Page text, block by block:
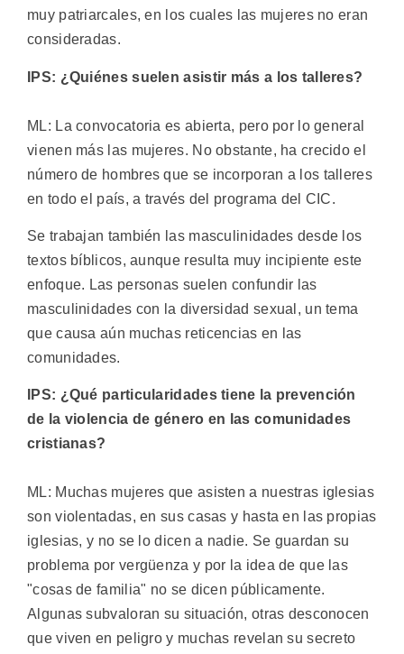
muy patriarcales, en los cuales las mujeres no eran
consideradas.
IPS: ¿Quiénes suelen asistir más a los talleres?
ML: La convocatoria es abierta, pero por lo general
vienen más las mujeres. No obstante, ha crecido el
número de hombres que se incorporan a los talleres
en todo el país, a través del programa del CIC.
Se trabajan también las masculinidades desde los
textos bíblicos, aunque resulta muy incipiente este
enfoque. Las personas suelen confundir las
masculinidades con la diversidad sexual, un tema
que causa aún muchas reticencias en las
comunidades.
IPS: ¿Qué particularidades tiene la prevención
de la violencia de género en las comunidades
cristianas?
ML: Muchas mujeres que asisten a nuestras iglesias
son violentadas, en sus casas y hasta en las propias
iglesias, y no se lo dicen a nadie. Se guardan su
problema por vergüenza y por la idea de que las
"cosas de familia" no se dicen públicamente.
Algunas subvaloran su situación, otras desconocen
que viven en peligro y muchas revelan su secreto